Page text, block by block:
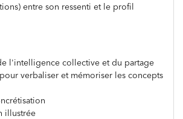
entre son ressenti et le profil
l'intelligence collective et du partage
verbaliser et mémoriser les concepts
illustrée